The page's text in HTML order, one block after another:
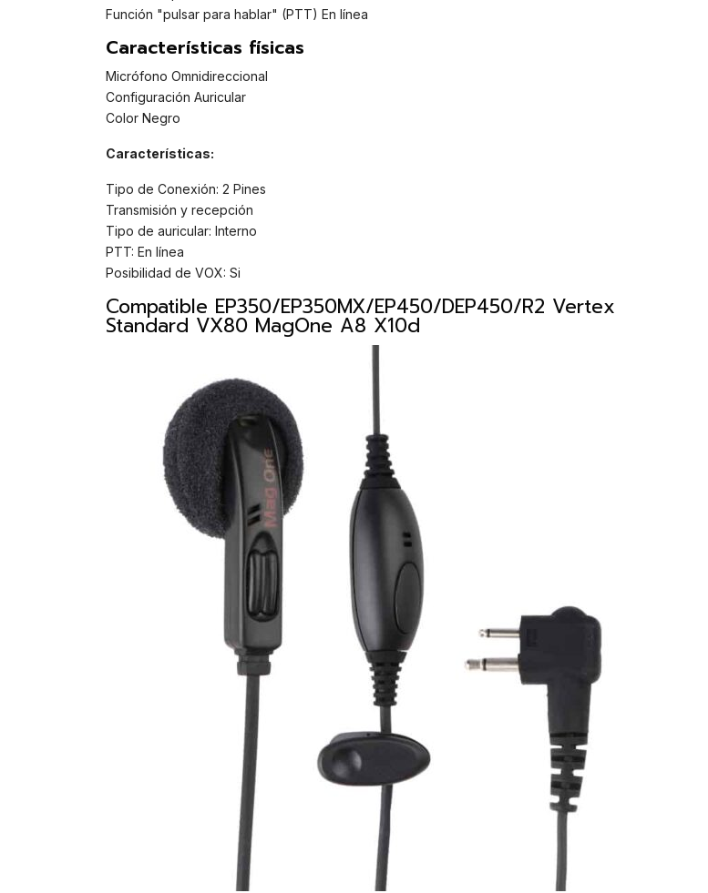
Función "pulsar para hablar" (PTT) En línea
Características físicas
Micrófono Omnidireccional
Configuración Auricular
Color Negro
Características:
Tipo de Conexión: 2 Pines
Transmisión y recepción
Tipo de auricular: Interno
PTT: En línea
Posibilidad de VOX: Si
Compatible EP350/EP350MX/EP450/DEP450/R2 Vertex
Standard VX80 MagOne A8 X10d